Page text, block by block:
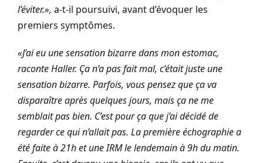
l’éviter.», a-t-il poursuivi, avant d’évoquer les
premiers symptômes.
«J’ai eu une sensation bizarre dans mon estomac,
raconte Haller. Ça n’a pas fait mal, c’était juste une
sensation bizarre. Parfois, vous pensez que ça va
disparaître après quelques jours, mais ça ne me
semblait pas bien. C’est pour ça que j’ai décidé de
regarder ce qui n’allait pas. La première échographie a
été faite à 21h et une IRM le lendemain à 9h du matin.